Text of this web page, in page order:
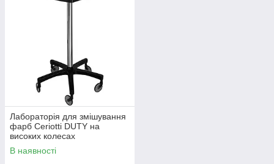
Лабораторія для змішування
фарб Ceriotti DUTY на
високих колесах
В наявності